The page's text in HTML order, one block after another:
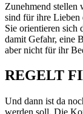
Zunehmend stellen
sind für ihre Lieben
Sie orientieren sich
damit Gefahr, eine
aber nicht für ihr
REGELT
Und dann ist da